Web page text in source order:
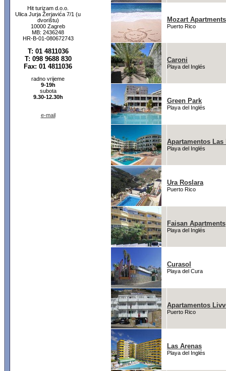
Hit turizam d.o.o.
Ulica Jurja Žerjavića 7/1 (u
dvorištu)
10000 Zagreb
MB: 2436248
HR-B-01-080672743
T: 01 4811036
T: 098 9688 830
Fax: 01 4811036
radno vrijeme
9-19h
subota
9.30-12.30h
e-mail
Mozart Apartments
Puerto Rico
Caroni
Playa del Inglés
Green Park
Playa del Inglés
Apartamentos Las
Playa del Inglés
Ura Roslara
Puerto Rico
Faisan Apartments
Playa del Inglés
Curasol
Playa del Cura
Apartamentos
Puerto Rico
Las Arenas
Playa del Inglés